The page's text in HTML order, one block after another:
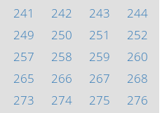
241 242 243
244
249 250 251
252
257 258 259
260
265 266 267
268
273 274 275
276